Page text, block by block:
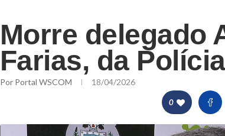
Morre delegado
Farias, da
Por Portal WSCOM 18/04/2026
0